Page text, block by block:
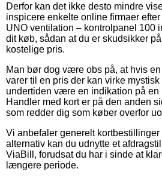
Derfor kan det ikke desto mindre
inspicere enkelte online firmaer
UNO ventilation – kontrolpanel 100
dit køb, sådan at du er skudsikker
kostelige pris.
Man bør dog være obs på, at hvis
varer til en pris der kan virke
undertiden være en indikation på
Handler med kort er på den anden
som redder dig som køber overfor
Vi anbefaler generelt
alternativ kan du udnytte et
ViaBill, forudsat du har i sinde at
længere periode.